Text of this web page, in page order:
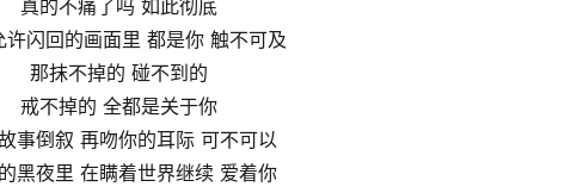
真的不痛了吗 如此彻底
许闪回的画面里 都是你 触不可及
那抹不掉的 碰不到的
戒不掉的 全都是关于你
事倒叙 再吻你的耳际 可不可以
黑夜里 在瞒着世界继续 爱着你